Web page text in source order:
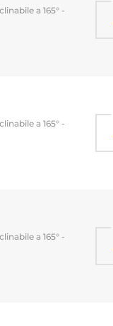
a 165° -
a 165° -
a 165° -